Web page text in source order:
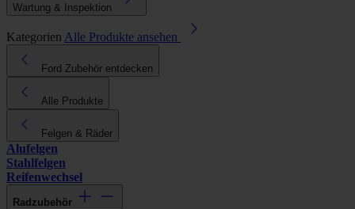
Wartung & Inspektion
Kategorien Alle Produkte ansehen
Ford Zubehör entdecken
Alle Produkte
Felgen & Räder
Alufelgen
Stahlfelgen
Reifenwechsel
Radzubehör